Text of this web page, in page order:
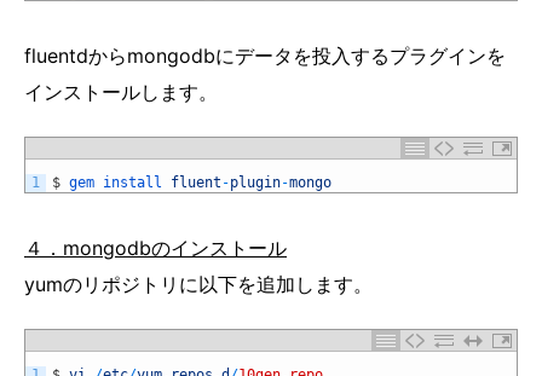
fluentdからmongodbにデータを投入するプラグインを
インストールします。
1 $ gem install fluent -plugin-mongo
４．mongodbのインストール
yumのリポジトリに以下を追加します。